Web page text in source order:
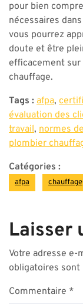
pour bien
nécessaires
vous pourrez
doute et être
efficacement
chauffage.
Tags : afpa,
évaluation des
travail, normes
plombier
Catégories :
afpa chauffage
Laisser
Votre adresse e-
obligatoires sont
Commentaire *